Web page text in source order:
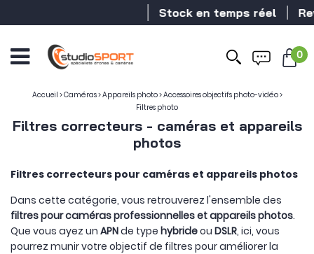
Stock en temps réel
0
Accueil >Caméras>Appareils photo>Accessoires objectifs photo-vidéo>
Filtres photo
Filtres correcteurs - caméras et appareils
photos
Filtres correcteurs pour caméras et appareils photos
Dans cette catégorie, vous retrouverez l'ensemble des
filtres pour caméras professionnelles et appareils photos.
Que vous ayez un APNde type hybrideou DSLR, ici, vous
pourrez munir votre objectif de filtres pour améliorer la